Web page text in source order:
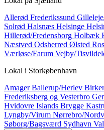
Allerød Frederikssund
Solrød Halsnæs Helsinge
Hillerød/Fredensborg Holbæk
Næstved Odsherred Ølsted
Værløse/Farum Vejby/
Lokal i Storkøbenhavn
AmagerBallerup/Herlev
Frederiksberg og Vesterbro
Hvidovre Islands Brygge
Lyngby/Virum Nørrebro/
Søborg/Bagsværd Sydhavn